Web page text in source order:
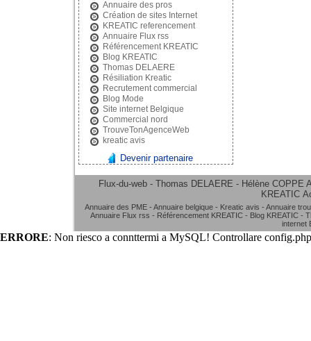
Annuaire des pros
Création de sites Internet
KREATIC referencement
Annuaire Flux rss
Référencement KREATIC
Blog KREATIC
Thomas DELAERE
Résiliation Kreatic
Recrutement commercial
Blog Mode
Site internet Belgique
Commercial nord
TrouveTonAgenceWeb
kreatic avis
Devenir partenaire
Flux-du-web - Thomas DELAERE - Hélène COPPE
KREATIC
Annuaire des PME - Annuaire belgique - Kreatic avis - Annuaire
Annuaire Flux rss - Référencement KREATIC - Blog KREATIC -
internet
ERRORE: Non riesco a connttermi a MySQL! Controllare